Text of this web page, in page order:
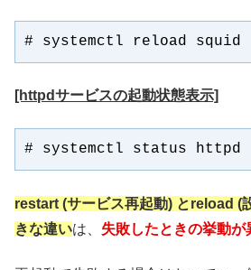
# systemctl reload squid
[httpdサービスの起動状態表示]
# systemctl status httpd
restart (サービス再起動) とreload (
きな違いは、 失敗したときの挙動が